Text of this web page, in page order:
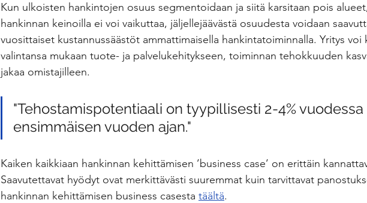
Kun ulkoisten hankintojen osuus segmentoidaan ja siitä karsitaan pois
hankinnan keinoilla ei voi vaikuttaa, jäljellejäävästä osuudesta voidaan
vuosittaiset kustannussäästöt ammattimaisella hankintatoiminnalla. Yritys voi
valintansa mukaan tuote- ja palvelukehitykseen, toiminnan tehokkuuden
jakaa omistajilleen.
"Tehostamispotentiaali on tyypillisesti 2-4%
ensimmäisen vuoden ajan."
Kaiken kaikkiaan hankinnan kehittämisen ’business case’ on erittäin
Saavutettavat hyödyt ovat merkittävästi suuremmat kuin tarvittavat
hankinnan kehittämisen business casesta täältä.